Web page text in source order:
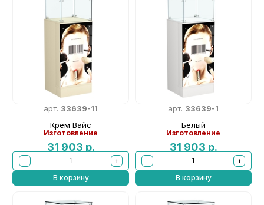
арт. 33639-11
Крем Вайс
Изготовление
31 903 р.
−
+
В корзину
арт. 33639-1
Белый
Изготовление
31 903 р.
−
+
В корзину